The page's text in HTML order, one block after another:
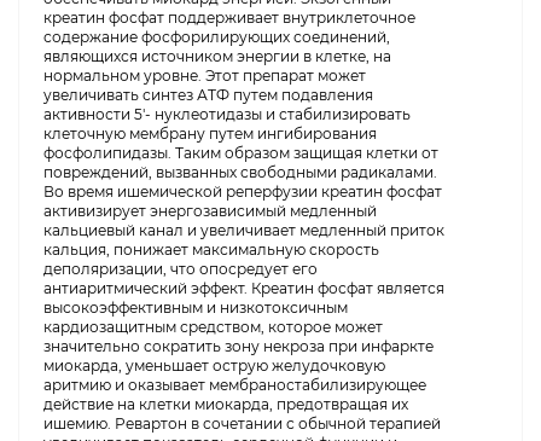
креатин фосфат поддерживает внутриклеточное
содержание фосфорилирующих соединений,
являющихся источником энергии в клетке, на
нормальном уровне. Этот препарат может
увеличивать синтез АТФ путем подавления
активности 5'- нуклеотидазы и стабилизировать
клеточную мембрану путем ингибирования
фосфолипидазы. Таким образом защищая клетки от
повреждений, вызванных свободными радикалами.
Во время ишемической реперфузии креатин фосфат
активизирует энергозависимый медленный
кальциевый канал и увеличивает медленный приток
кальция, понижает максимальную скорость
деполяризации, что опосредует его
антиаритмический эффект. Креатин фосфат является
высокоэффективным и низкотоксичным
кардиозащитным средством, которое может
значительно сократить зону некроза при инфаркте
миокарда, уменьшает острую желудочковую
аритмию и оказывает мембраностабилизирующее
действие на клетки миокарда, предотвращая их
ишемию. Ревартон в сочетании с обычной терапией